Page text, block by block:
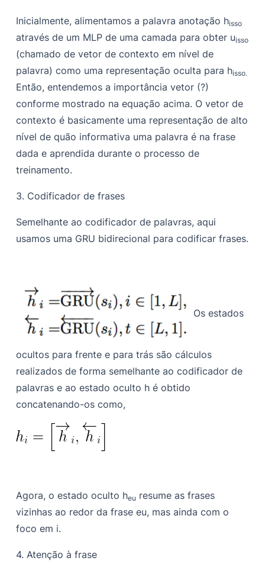
Inicialmente, alimentamos a palavra anotação hisso
através de um MLP de uma camada para obter uisso
(chamado de vetor de contexto em nível de
palavra) como uma representação oculta para hisso.
Então, entendemos a importância vetor (?)
conforme mostrado na equação acima. O vetor de
contexto é basicamente uma representação de alto
nível de quão informativa uma palavra é na frase
dada e aprendida durante o processo de
treinamento.
3. Codificador de frases
Semelhante ao codificador de palavras, aqui
usamos uma GRU bidirecional para codificar frases.
Os estados
ocultos para frente e para trás são cálculos
realizados de forma semelhante ao codificador de
palavras e ao estado oculto h é obtido
concatenando-os como,
Agora, o estado oculto heu resume as frases
vizinhas ao redor da fraseeu, mas ainda com o
foco em i.
4. Atenção à frase